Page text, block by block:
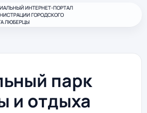
ИНТЕРНЕТ-ПОРТАЛ
ГОРОДСКОГО
ЛЮБЕРЦЫ
парк
и отдыха